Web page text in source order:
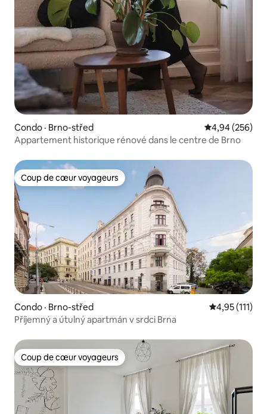
Condo · Brno-střed Note
4,94 (256)
Appartement historique rénové dans le centre de Brno
Coup de cœur voyageurs
Coup de cœur voyageurs
Condo · Brno-střed Note
4,95 (111)
Příjemný a útulný apartmán v srdci Brna
Coup de cœur voyageurs
Coup de cœur voyageurs